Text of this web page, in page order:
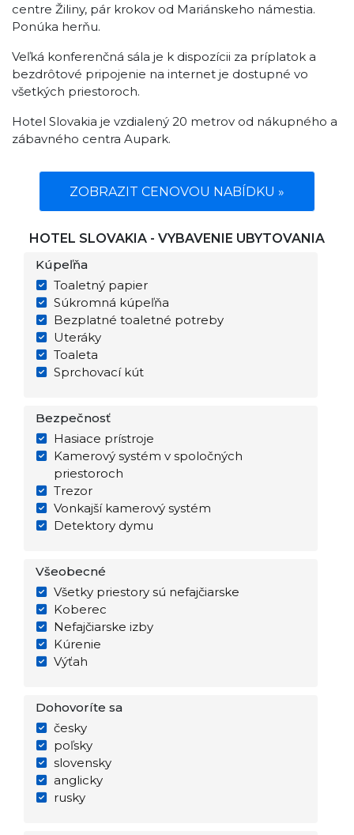
centre Žiliny, pár krokov od Mariánskeho námestia.
Ponúka herňu.
Veľká konferenčná sála je k dispozícii za príplatok a
bezdrôtové pripojenie na internet je dostupné vo
všetkých priestoroch.
Hotel Slovakia je vzdialený 20 metrov od nákupného a
zábavného centra Aupark.
ZOBRAZIT CENOVOU NABÍDKU »
HOTEL SLOVAKIA - VYBAVENIE UBYTOVANIA
Kúpeľňa
Toaletný papier
Súkromná kúpeľňa
Bezplatné toaletné potreby
Uteráky
Toaleta
Sprchovací kút
Bezpečnosť
Hasiace prístroje
Kamerový systém v spoločných
priestoroch
Trezor
Vonkajší kamerový systém
Detektory dymu
Všeobecné
Všetky priestory sú nefajčiarske
Koberec
Nefajčiarske izby
Kúrenie
Výťah
Dohovoríte sa
česky
poľsky
slovensky
anglicky
rusky